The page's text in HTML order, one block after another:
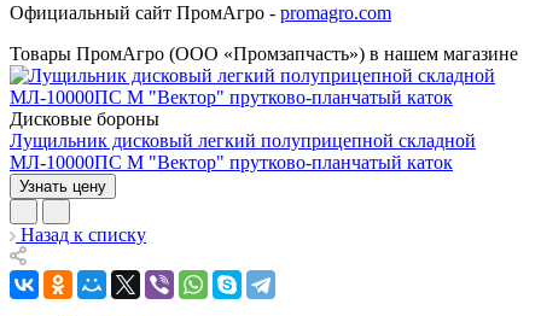
Официальный сайт ПромАгро - promagro.com
Товары ПромАгро (ООО «Промзапчасть») в нашем магазине
Дисковые бороны
Лущильник дисковый легкий полуприцепной складной
МЛ-10000ПС М "Вектор" прутково-планчатый каток
Узнать цену
Назад к списку